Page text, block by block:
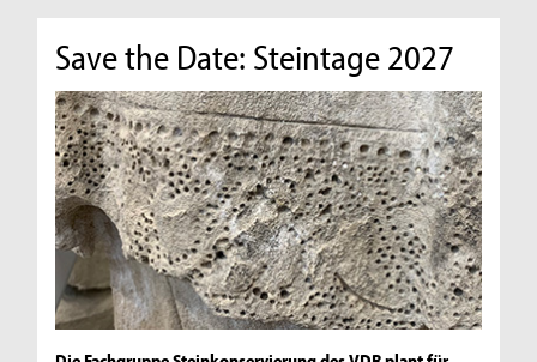
Save the Date: Steintage 2027